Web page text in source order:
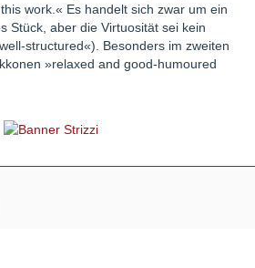
work.« Es handelt sich zwar um ein
Stück, aber die Virtuosität sei kein
structured«). Besonders im zweiten
»relaxed and good-humoured